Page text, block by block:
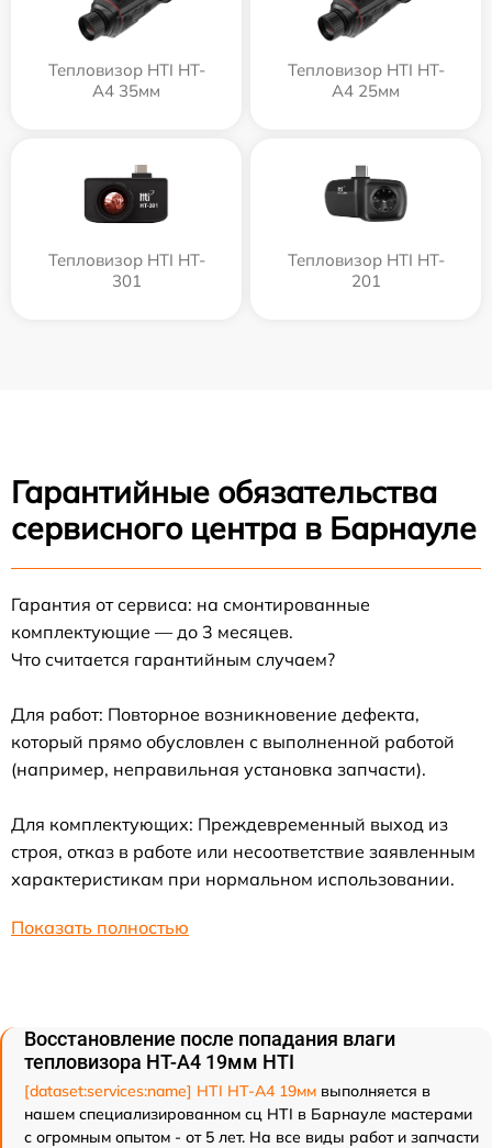
Тепловизор HTI HT-
A4 35мм
Тепловизор HTI HT-
A4 25мм
Тепловизор HTI HT-
301
Тепловизор HTI HT-
201
Гарантийные обязательства
сервисного центра в Барнауле
Гарантия от сервиса: на смонтированные
комплектующие — до 3 месяцев.
Что считается гарантийным случаем?
Для работ: Повторное возникновение дефекта,
который прямо обусловлен с выполненной работой
(например, неправильная установка запчасти).
Для комплектующих: Преждевременный выход из
строя, отказ в работе или несоответствие заявленным
характеристикам при нормальном использовании.
Показать полностью
Восстановление после попадания влаги
тепловизора HT-A4 19мм HTI
[dataset:services:name] HTI HT-A4 19мм выполняется в
нашем специализированном сц HTI в Барнауле мастерами
с огромным опытом - от 5 лет. На все виды работ и запчасти